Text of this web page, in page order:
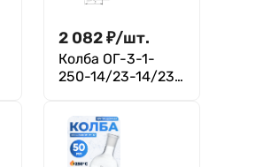
2 082₽/шт.
Колба ОГ-3-1-
250-14/23-14/23-